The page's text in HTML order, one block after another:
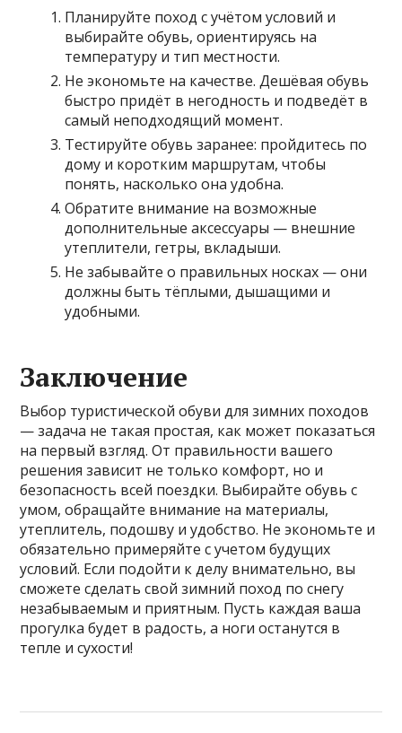
Планируйте поход с учётом условий и
выбирайте обувь, ориентируясь на
температуру и тип местности.
Не экономьте на качестве. Дешёвая обувь
быстро придёт в негодность и подведёт в
самый неподходящий момент.
Тестируйте обувь заранее: пройдитесь по
дому и коротким маршрутам, чтобы
понять, насколько она удобна.
Обратите внимание на возможные
дополнительные аксессуары — внешние
утеплители, гетры, вкладыши.
Не забывайте о правильных носках — они
должны быть тёплыми, дышащими и
удобными.
Заключение
Выбор туристической обуви для зимних походов
— задача не такая простая, как может показаться
на первый взгляд. От правильности вашего
решения зависит не только комфорт, но и
безопасность всей поездки. Выбирайте обувь с
умом, обращайте внимание на материалы,
утеплитель, подошву и удобство. Не экономьте и
обязательно примеряйте с учетом будущих
условий. Если подойти к делу внимательно, вы
сможете сделать свой зимний поход по снегу
незабываемым и приятным. Пусть каждая ваша
прогулка будет в радость, а ноги останутся в
тепле и сухости!